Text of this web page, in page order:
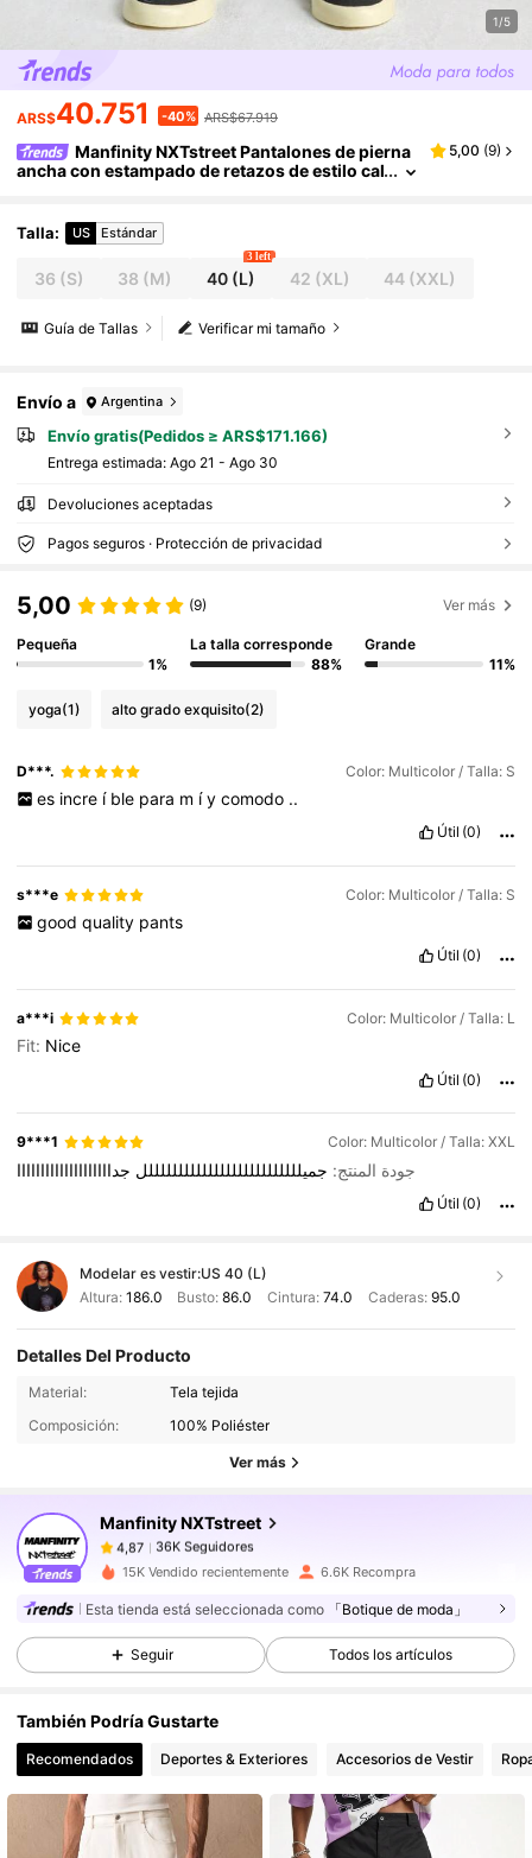
1/5
ARS$40.751 -40% ARS$67.919
Manfinity NXTstreet Pantalones de pierna
ancha con estampado de retazos de estilo cal
5,00 (9)
Talla: US Estándar
36 (S) 38 (M) 40(L)
3 left
42 (XL) 44 (XXL)
Verificar mi tamaño
Guía de Tallas
Envío a Argentina
Envío gratis(Pedidos ≥ ARS$171.166)
Entrega estimada: Ago 21 - Ago 30
Devoluciones aceptadas
Pagos seguros · Protección de privacidad
5,00 (9) Ver más
Pequeña
1%
La talla corresponde
88%
Grande
11%
yoga(1) alto grado exquisito(2)
D***. Color: Multicolor / Talla: S
es incre í ble para m íy comodo ..
Útil (0)
s***e Color: Multicolor / Talla: S
good quality pants
Útil (0)
a***i Color: Multicolor / Talla: L
Fit: Nice
Útil (0)
9***1 Color: Multicolor / Talla: XXL
جودة المنتج: جميللللللللللللللللللللللللللل جداااااااااااااااااااا
Útil (0)
Modelar es vestir:US 40 (L)
Altura: 186.0 Busto:86.0 Cintura: 74.0 Caderas: 95.0
Detalles Del Producto
Material:
Tela tejida
Composición:
100% Poliéster
Ver más
Manfinity NXTstreet
4,87 36K Seguidores
4,87
36K Seguidores
c***1 seguidoHace 17 horas
4,87
36K Seguidores
4,87 36K Seguidores
4,87 36K Seguidores
4,87 36K Seguidores
4,87 36K Seguidores
15K Vendido recientemente 6.6K Recompra
Esta tienda está seleccionada como 「Botique de moda」
Seguir Todos los artículos
También Podría Gustarte
Recomendados Deportes & Exteriores Accesorios de Vestir